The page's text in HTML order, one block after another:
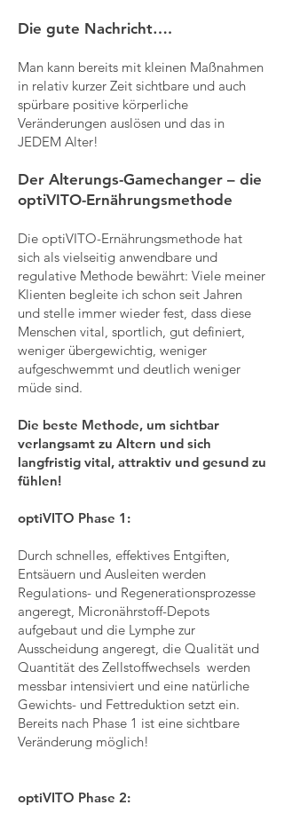
Die gute Nachricht….
Man kann bereits mit kleinen Maßnahmen
in relativ kurzer Zeit sichtbare und auch
spürbare positive körperliche
Veränderungen auslösen und das in
JEDEM Alter!
Der Alterungs-Gamechanger – die
optiVITO-Ernährungsmethode
Die optiVITO-Ernährungsmethode hat
sich als vielseitig anwendbare und
regulative Methode bewährt: Viele meiner
Klienten begleite ich schon seit Jahren
und stelle immer wieder fest, dass diese
Menschen vital, sportlich, gut definiert,
weniger übergewichtig, weniger
aufgeschwemmt und deutlich weniger
müde sind.
Die beste Methode, um sichtbar
verlangsamt zu Altern und sich
langfristig vital, attraktiv und gesund zu
fühlen!
optiVITO Phase 1:
Durch schnelles, effektives Entgiften,
Entsäuern und Ausleiten werden
Regulations- und Regenerationsprozesse
angeregt, Micronährstoff-Depots
aufgebaut und die Lymphe zur
Ausscheidung angeregt, die Qualität und
Quantität des Zellstoffwechsels werden
messbar intensiviert und eine natürliche
Gewichts- und Fettreduktion setzt ein.
Bereits nach Phase 1 ist eine sichtbare
Veränderung möglich!
optiVITO Phase 2: